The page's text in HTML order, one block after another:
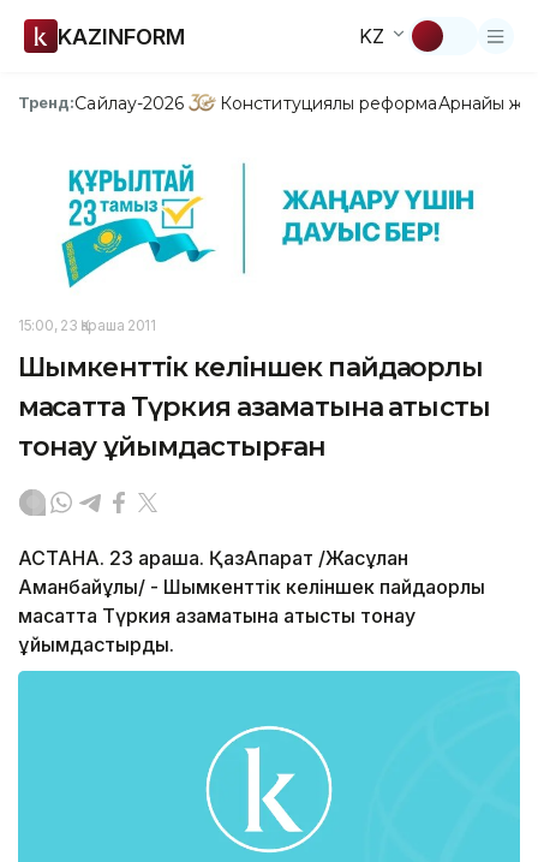
KAZINFORM KZ
Тренд:Сайлау-2026 Конституциялық реформаАрнайы
15:00, 23 Қараша 2011
Шымкенттік келіншек пайдақорлық
мақсатта Түркия азаматына қатысты
тонау ұйымдастырған
АСТАНА. 23 қараша. ҚазАқпарат /Жасұлан
Аманбайұлы/ - Шымкенттік келіншек пайдақорлық
мақсатта Түркия азаматына қатысты тонау
ұйымдастырды.